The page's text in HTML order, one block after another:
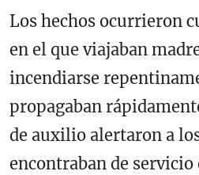
Los hechos ocurrieron
en el que viajaban
incendiarse
propagaban
de auxilio alertaron a
encontraban de servicio